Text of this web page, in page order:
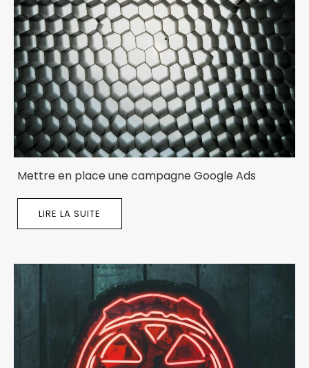
Mettre en place une campagne Google Ads
LIRE LA SUITE